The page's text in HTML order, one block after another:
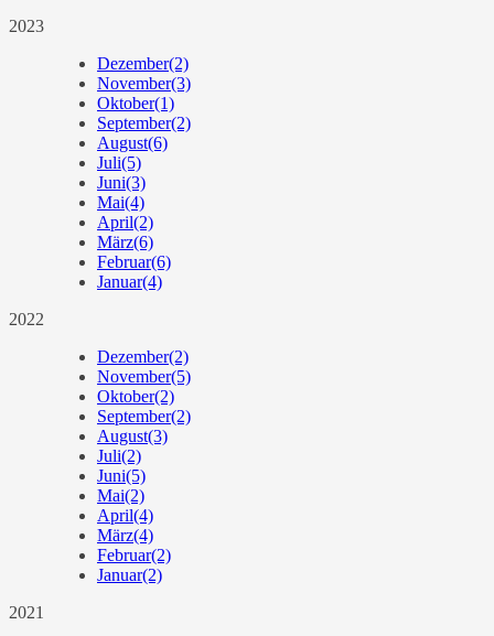
2023
Dezember(2)
November(3)
Oktober(1)
September(2)
August(6)
Juli(5)
Juni(3)
Mai(4)
April(2)
März(6)
Februar(6)
Januar(4)
2022
Dezember(2)
November(5)
Oktober(2)
September(2)
August(3)
Juli(2)
Juni(5)
Mai(2)
April(4)
März(4)
Februar(2)
Januar(2)
2021